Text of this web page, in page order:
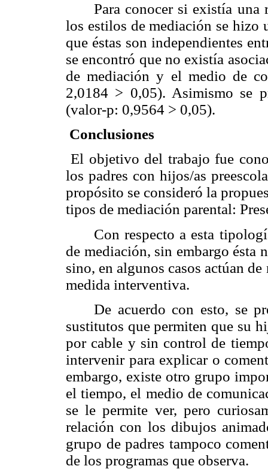
Para conocer si existía
los estilos de mediación se hizo
que éstas son independientes
se encontró que no existía
de mediación y el medio de
2,0184 > 0,05). Asimismo se
(valor-p: 0,9564 > 0,05).
Conclusiones
El objetivo del trabajo fue
los padres con hijos/as
propósito se consideró la
tipos de mediación parental:
Con respecto a esta
de mediación, sin embargo ésta
sino, en algunos casos actúan
medida interventiva.
De acuerdo con esto, se
sustitutos que permiten que su
por cable y sin control de
intervenir para explicar o
embargo, existe otro grupo
el tiempo, el medio de
se le permite ver, pero
relación con los dibujos
grupo de padres tampoco
de los programas que observa.